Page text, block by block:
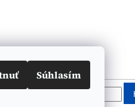
Súhlasím